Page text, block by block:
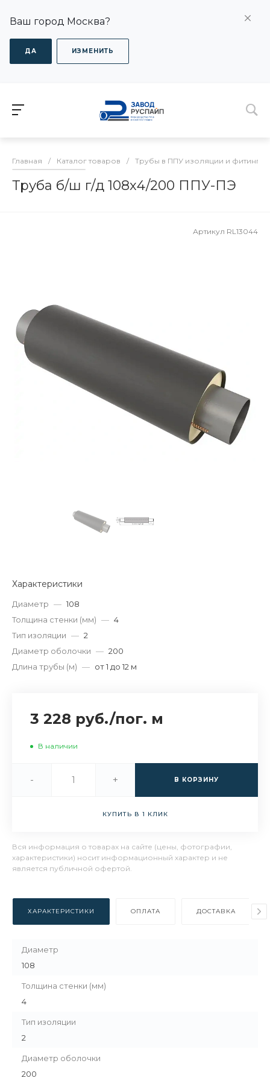
Ваш город Москва?
ДА ИЗМЕНИТЬ
Главная / Каталог товаров / Трубы в ППУ изоляции и фитинги
Труба б/ш г/д 108х4/200 ППУ-ПЭ
Артикул RL13044
Характеристики
Диаметр — 108
Толщина стенки (мм) — 4
Тип изоляции — 2
Диаметр оболочки — 200
Длина трубы (м) — от 1 до 12 м
3 228 руб./пог. м
В наличии
- + В КОРЗИНУ
КУПИТЬ В 1 КЛИК
Вся информация о товарах на сайте (цены, фотографии,
характеристики) носит информационный характер и не
является публичной офертой.
ХАРАКТЕРИСТИКИ ОПЛАТА ДОСТАВКА
Диаметр
108
Толщина стенки (мм)
4
Тип изоляции
2
Диаметр оболочки
200